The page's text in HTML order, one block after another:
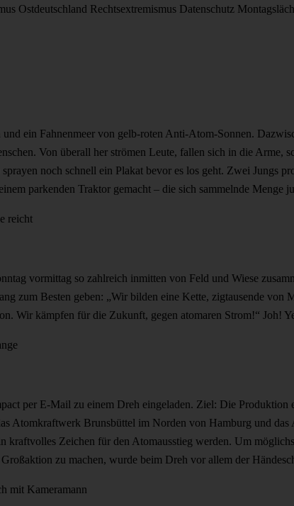
Ostdeutschland Rechtsextremismus Datenschutz
ein Fahnenmeer von gelb-roten Anti-Atom-Sonnen.
Von überall her strömen Leute, fallen sich in die Arme,
noch schnell ein Plakat bevor es los geht. Zwei Jungs
parkenden Traktor gemacht – die sich sammelnde Menge
vormittag so zahlreich inmitten von Feld und Wiese
zum Besten geben: „Wir bilden eine Kette, zigtausende
Wir kämpfen für die Zukunft, gegen atomaren Strom!“ Joh!
per E-Mail zu einem Dreh eingeladen. Ziel: Die
Atomkraftwerk Brunsbüttel im Norden von Hamburg und
Zeichen für den Atomausstieg werden. Um
zu machen, wurde beim Dreh vor allem der